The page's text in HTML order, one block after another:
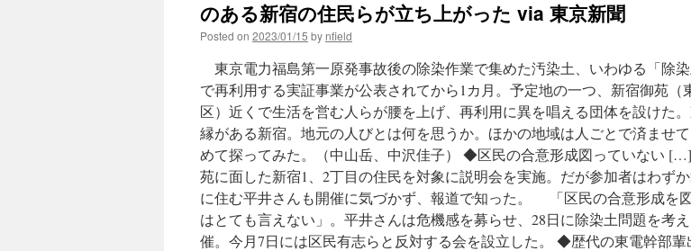
のある新宿の住民らが立ち上がった via 東京新聞
Posted on 2023/01/15 by nfield
東京電力福島第一原発事故後の除染作業で集めた汚染土、いわゆる「除
で再利用する実証事業が公表されてから1カ月。予定地の一つ、新宿御苑（
区）近くで生活を営む人らが腰を上げ、再利用に異を唱える団体を設けた
縁がある新宿。地元の人びとは何を思うか。ほかの地域は人ごとで済ませ
めて探ってみた。（中山岳、中沢佳子） ◆区民の合意形成図っていない
苑に面した新宿1、2丁目の住民を対象に説明会を実施。だが参加者はわずか
に住む平井さんも開催に気づかず、報道で知った。 「区民の合意形成を
はとても言えない」。平井さんは危機感を募らせ、28日に除染土問題を考
催。今月7日には区民有志らと反対する会を設立した。 ◆歴代の東電幹部輩